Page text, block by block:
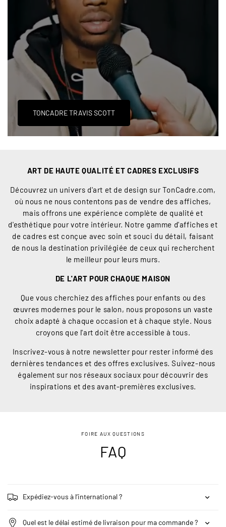
TONCADRE TRAVIS SCOTT
ART DE HAUTE QUALITÉ ET CADRES EXCLUSIFS
Découvrez un univers d'art et de design sur TonCadre.com,
où nous ne nous contentons pas de vendre des affiches,
mais offrons une expérience complète de qualité et
d'esthétique pour votre intérieur. Notre gamme d'affiches et
de cadres est conçue avec soin et souci du détail, faisant
de nous la destination privilégiée de ceux qui recherchent
le meilleur pour leurs murs.
DE L'ART POUR CHAQUE MAISON
Que vous cherchiez des affiches pour enfants ou des
œuvres modernes pour le salon, nous proposons un vaste
choix adapté à chaque occasion et à chaque style. Nous
croyons que l'art doit être accessible à tous.
Inscrivez-vous à notre newsletter pour rester informé des
dernières tendances et des offres exclusives. Suivez-nous
également sur nos réseaux sociaux pour découvrir des
inspirations et des avant-premières exclusives.
FOIRE AUX QUESTIONS
FAQ
Expédiez-vous à l’international ?
Quel est le délai estimé de livraison pour ma commande ?